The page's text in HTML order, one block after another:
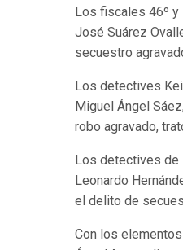
Los fiscales 46º y
José Suárez
secuestro
Los detectives
Miguel Ángel
robo agravado,
Los detectives de
Leonardo
el delito de
Con los